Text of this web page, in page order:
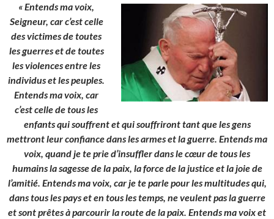
« Entends ma voix,
Seigneur, car c’est celle
des victimes de toutes
les guerres et de toutes
les violences entre les
individus et les peuples.
Entends ma voix, car
c’est celle de tous les
enfants qui souffrent et qui souffriront tant que les gens
mettront leur confiance dans les armes et la guerre. Entends ma
voix, quand je te prie d’insuffler dans le cœur de tous les
humains la sagesse de la paix, la force de la justice et la joie de
l’amitié. Entends ma voix, car je te parle pour les multitudes qui,
dans tous les pays et en tous les temps, ne veulent pas la guerre
et sont prêtes à parcourir la route de la paix. Entends ma voix et